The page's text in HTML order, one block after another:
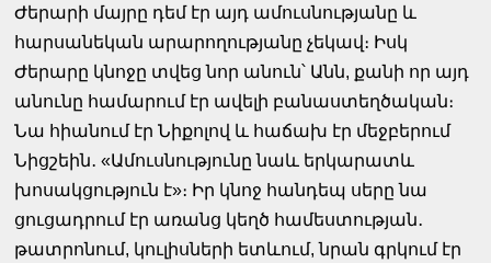
Ժերարի մայրը դեմ էր այդ ամուսնությանը և
հարսանեկան արարողությանը չեկավ։ Իսկ
Ժերարը կնոջը տվեց նոր անուն՝ Անն, քանի որ այդ
անունը համարում էր ավելի բանաստեղծական։
Նա հիանում էր Նիքոլով և հաճախ էր մեջբերում
Նիցշեին․ «Ամուսնությունը նաև երկարատև
խոսակցություն է»։ Իր կնոջ հանդեպ սերը նա
ցուցադրում էր առանց կեղծ համեստության․
թատրոնում, կուլիսների ետևում, նրան գրկում էր